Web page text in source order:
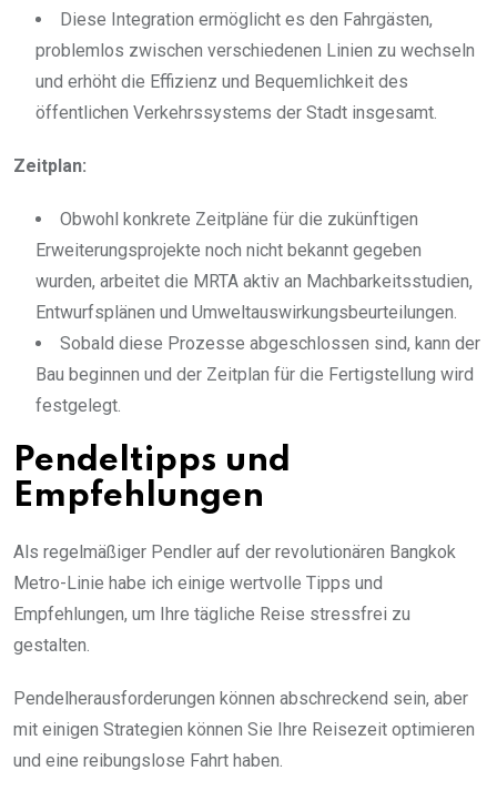
Diese Integration ermöglicht es den Fahrgästen,
problemlos zwischen verschiedenen Linien zu wechseln
und erhöht die Effizienz und Bequemlichkeit des
öffentlichen Verkehrssystems der Stadt insgesamt.
Zeitplan:
Obwohl konkrete Zeitpläne für die zukünftigen
Erweiterungsprojekte noch nicht bekannt gegeben
wurden, arbeitet die MRTA aktiv an Machbarkeitsstudien,
Entwurfsplänen und Umweltauswirkungsbeurteilungen.
Sobald diese Prozesse abgeschlossen sind, kann der
Bau beginnen und der Zeitplan für die Fertigstellung wird
festgelegt.
Pendeltipps und
Empfehlungen
Als regelmäßiger Pendler auf der revolutionären Bangkok
Metro-Linie habe ich einige wertvolle Tipps und
Empfehlungen, um Ihre tägliche Reise stressfrei zu
gestalten.
Pendelherausforderungen können abschreckend sein, aber
mit einigen Strategien können Sie Ihre Reisezeit optimieren
und eine reibungslose Fahrt haben.